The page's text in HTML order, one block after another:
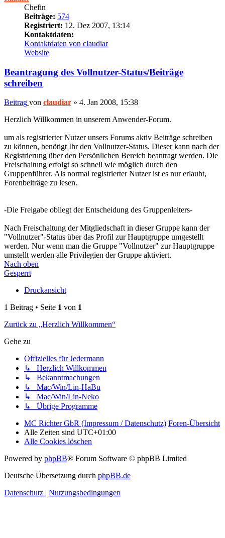
Chefin
Beiträge: 574
Registriert: 12. Dez 2007, 13:14
Kontaktdaten:
Kontaktdaten von claudiar
Website
Beantragung des Vollnutzer-Status/Beiträge
schreiben
Beitrag von claudiar » 4. Jan 2008, 15:38
Herzlich Willkommen in unserem Anwender-Forum.
um als registrierter Nutzer unsers Forums aktiv Beiträge schreiben
zu können, benötigt Ihr den Vollnutzer-Status. Dieser kann nach der
Registrierung über den Persönlichen Bereich beantragt werden. Die
Freischaltung erfolgt so schnell wie möglich durch den
Gruppenführer. Als normal registrierter Nutzer ist es nur erlaubt,
Forenbeiträge zu lesen.
-Die Freigabe obliegt der Entscheidung des Gruppenleiters-
Nach Freischaltung der Mitgliedschaft in dieser Gruppe kann der
"Vollnutzer"-Status über das Profil zur Hauptgruppe umgestellt
werden. Nur wenn man die Gruppe "Vollnutzer" zur Hauptgruppe
umstellt werden alle Privilegien der Gruppe aktiviert.
Nach oben
Gesperrt
Druckansicht
1 Beitrag • Seite 1 von 1
Zurück zu „Herzlich Willkommen“
Gehe zu
Offizielles für Jedermann
↳ Herzlich Willkommen
↳ Bekanntmachungen
↳ Mac/Win/Lin-HaBu
↳ Mac/Win/Lin-Neko
↳ Übrige Programme
MC Richter GbR (Impressum / Datenschutz) Foren-Übersicht
Alle Zeiten sind UTC+01:00
Alle Cookies löschen
Powered by phpBB® Forum Software © phpBB Limited
Deutsche Übersetzung durch phpBB.de
Datenschutz | Nutzungsbedingungen